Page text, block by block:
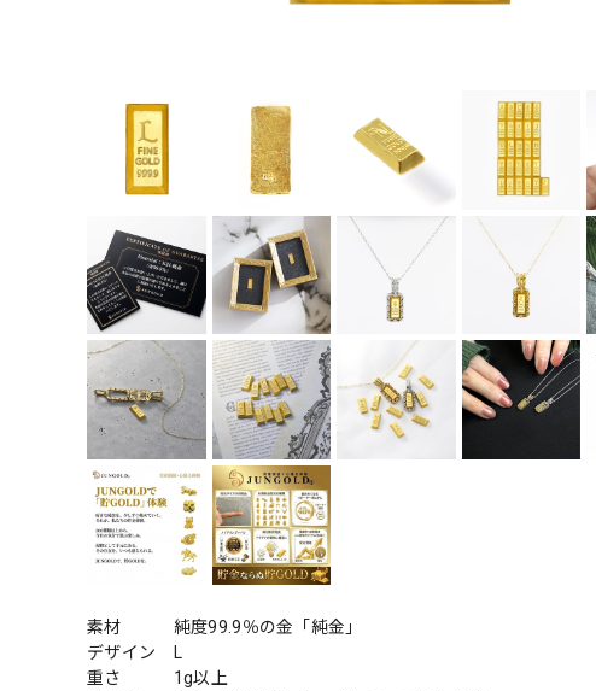
素材 純度99.9％の金「純金」
デザイン L
重さ 1g以上